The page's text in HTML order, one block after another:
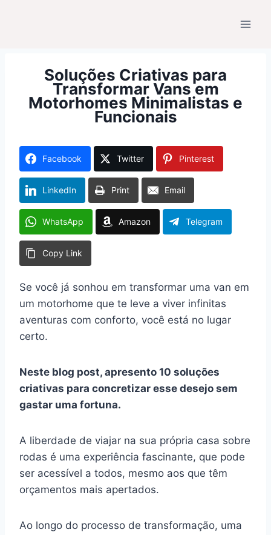
Soluções Criativas para
Transformar Vans em
Motorhomes Minimalistas e
Funcionais
Facebook Twitter Pinterest
LinkedIn Print Email
WhatsApp Amazon Telegram
Copy Link
Se você já sonhou em transformar uma van em
um motorhome que te leve a viver infinitas
aventuras com conforto, você está no lugar
certo.
Neste blog post, apresento 10 soluções
criativas para concretizar esse desejo sem
gastar uma fortuna.
A liberdade de viajar na sua própria casa sobre
rodas é uma experiência fascinante, que pode
ser acessível a todos, mesmo aos que têm
orçamentos mais apertados.
Ao longo do processo de transformação, uma